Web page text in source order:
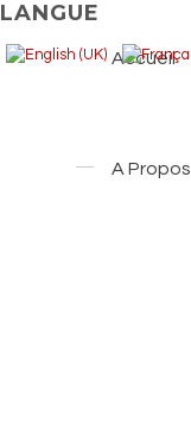
LANGUE
Accueil
A Propos